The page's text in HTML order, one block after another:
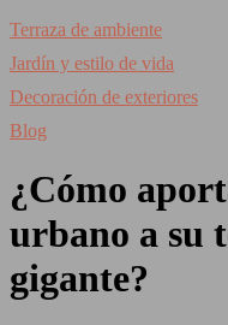
Terraza de ambiente
Jardín y estilo de vida
Decoración de exteriores
Blog
¿Cómo
urbano a su
gigante?